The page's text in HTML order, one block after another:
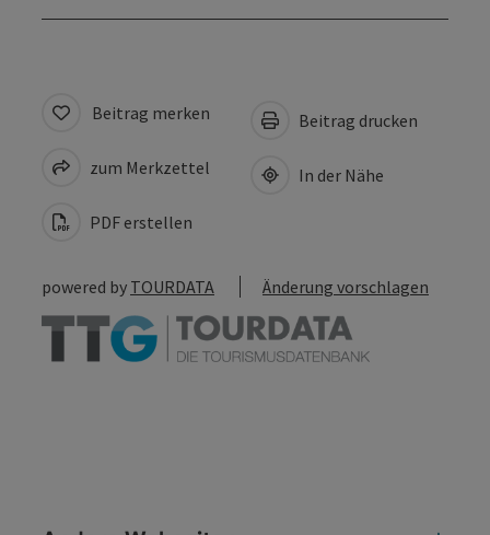
Beitrag merken
zum Merkzettel
PDF erstellen
Beitrag drucken
In der Nähe
powered by TOURDATA Änderung vorschlagen